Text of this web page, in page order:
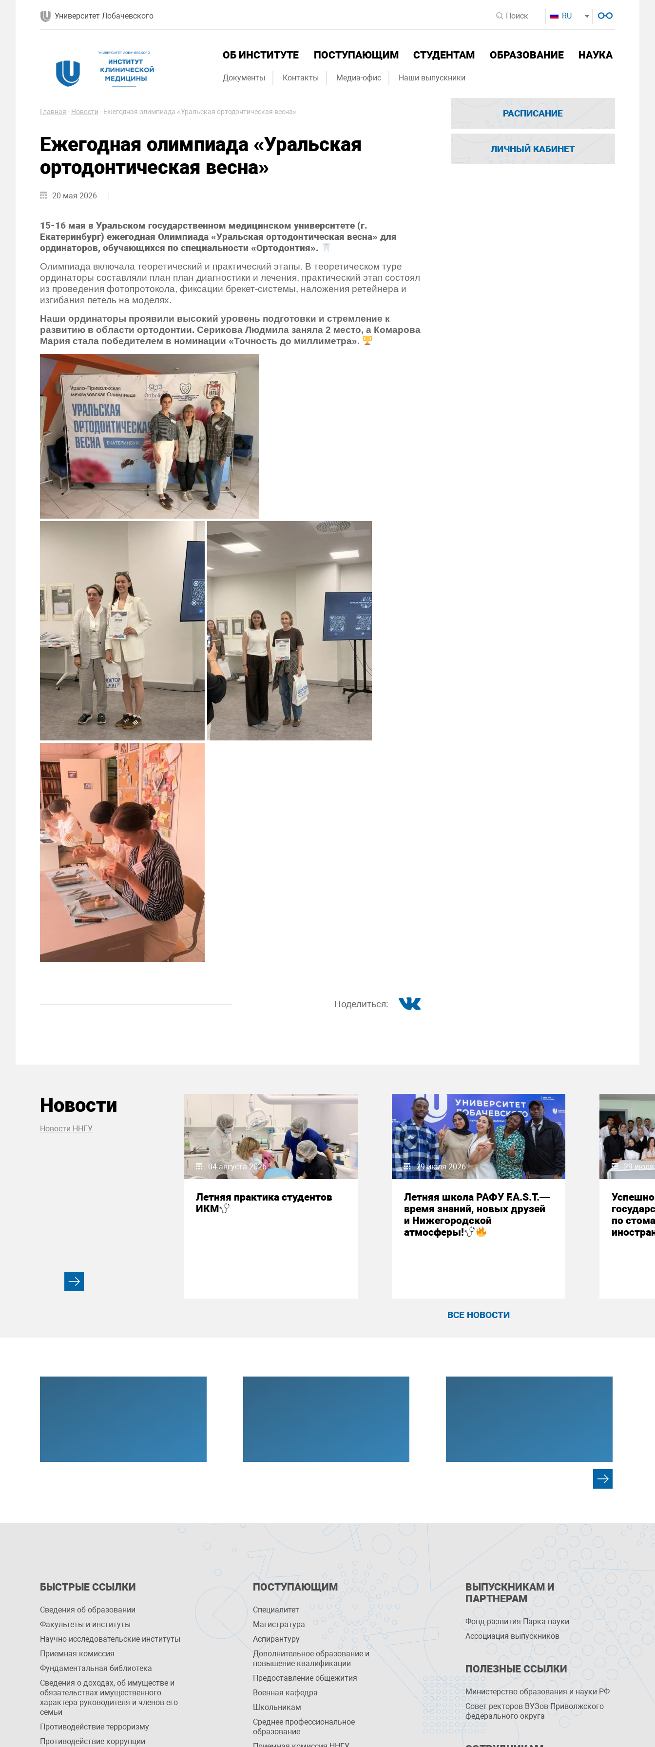
Университет Лобачевского RU
ОБ ИНСТИТУТЕ ПОСТУПАЮЩИМ СТУДЕНТАМ ОБРАЗОВАНИЕ НАУКА
Документы Контакты Медиа-офис Наши выпускники
Главная - Новости - Ежегодная олимпиада «Уральская ортодонтическая весна»
Ежегодная олимпиада «Уральская
ортодонтическая весна»
20 мая 2026
15-16 мая в Уральском государственном медицинском университете (г.
Екатеринбург) ежегодная Олимпиада «Уральская ортодонтическая весна» для
ординаторов, обучающихся по специальности «Ортодонтия».
Олимпиада включала теоретический и практический этапы. В теоретическом туре
ординаторы составляли план план диагностики и лечения, практический этап состоял
из проведения фотопротокола, фиксации брекет-системы, наложения ретейнера и
изгибания петель на моделях.
Наши ординаторы проявили высокий уровень подготовки и стремление к
развитию в области ортодонтии. Серикова Людмила заняла 2 место, а Комарова
Мария стала победителем в номинации «Точность до миллиметра».
Поделиться:
РАСПИСАНИЕ
ЛИЧНЫЙ КАБИНЕТ
Новости
Новости ННГУ
04 августа 2026
Летняя практика студентов
ИКМ
29 июля 2026
Летняя школа РАФУ F.A.S.T.—
время знаний, новых друзей
и Нижегородской
атмосферы!
29
по
ВСЕ НОВОСТИ
БЫСТРЫЕ ССЫЛКИ
Сведения об образовании
Факультеты и институты
Научно-исследовательские институты
Приемная комиссия
Фундаментальная библиотека
Сведения о доходах, об имуществе и
обязательствах имущественного
характера руководителя и членов его
семьи
Противодействие терроризму
Противодействие коррупции
ПОСТУПАЮЩИМ
Специалитет
Магистратура
Аспирантуру
Дополнительное образование и
повышение квалификации
Предоставление общежития
Военная кафедра
Школьникам
Среднее профессиональное
образование
ВЫПУСКНИКАМ И
ПАРТНЕРАМ
Фонд развития Парка науки
Ассоциация выпускников
ПОЛЕЗНЫЕ ССЫЛКИ
Министерство образования и науки РФ
Совет ректоров ВУЗов Приволжского
федерального округа